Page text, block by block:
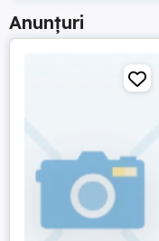
Anunțuri